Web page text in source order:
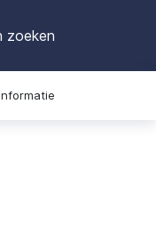
zoeken